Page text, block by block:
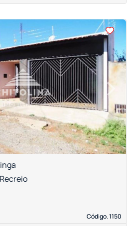
›
Código. 1150
Código. 1150